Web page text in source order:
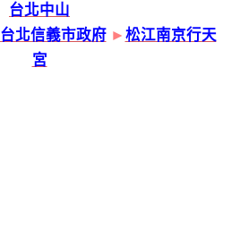
台北中山
台北信義市政府► 松江南京行天
宮